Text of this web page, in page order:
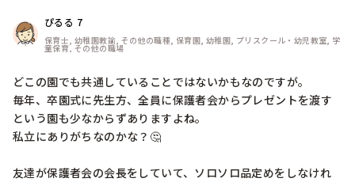
ぴるる 7
保育士, 幼稚園教諭, その他の職種, 保育園, 幼稚園, プリスクール・幼児教室, 学
童保育, その他の職場
どこの園でも共通していることではないかもなのですが。
毎年、卒園式に先生方、全員に保護者会からプレゼントを渡す
という園も少なからずありますよね。
私立にありがちなのかな？🤔
友達が保護者会の会長をしていて、ソロソロ品定めをしなけれ